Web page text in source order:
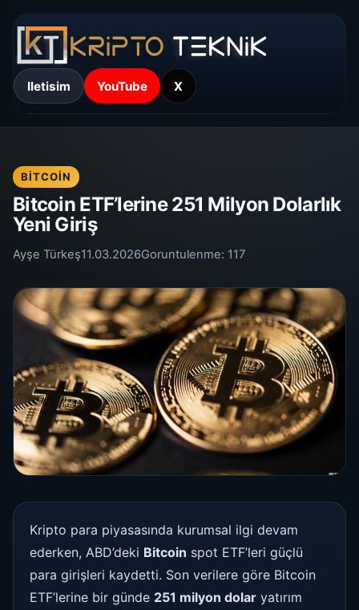
Iletisim YouTube X
BITCOIN
Bitcoin ETF’lerine 251 Milyon Dolarlık
Yeni Giriş
Ayşe Türkeş11.03.2026Goruntulenme: 117
Kripto para piyasasında kurumsal ilgi devam
ederken, ABD’deki Bitcoin spot ETF’leri güçlü
para girişleri kaydetti. Son verilere göre Bitcoin
ETF’lerine bir günde 251 milyon dolar yatırım